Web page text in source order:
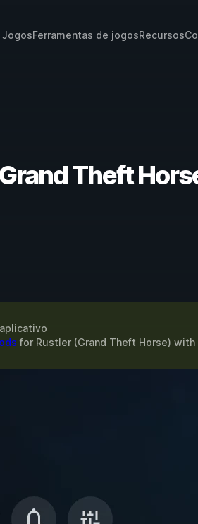
JogosFerramentas de jogosRecursos
Theft
for Rustler (Grand Theft Horse) with